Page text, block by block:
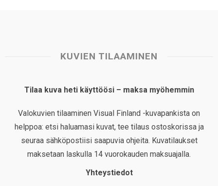
KUVIEN TILAAMINEN
Tilaa kuva heti käyttöösi – maksa myöhemmin
Valokuvien tilaaminen Visual Finland -kuvapankista on
helppoa: etsi haluamasi kuvat, tee tilaus ostoskorissa ja
seuraa sähköpostiisi saapuvia ohjeita. Kuvatilaukset
maksetaan laskulla 14 vuorokauden maksuajalla.
Yhteystiedot